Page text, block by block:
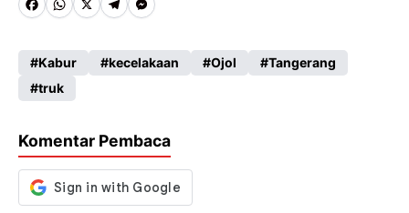
Fa
b
o
k
W
ts
A
p
X
Te
gr
M
se
er
Kabur kecelakaan Ojol
Tangerang
truk
Komentar Pembaca